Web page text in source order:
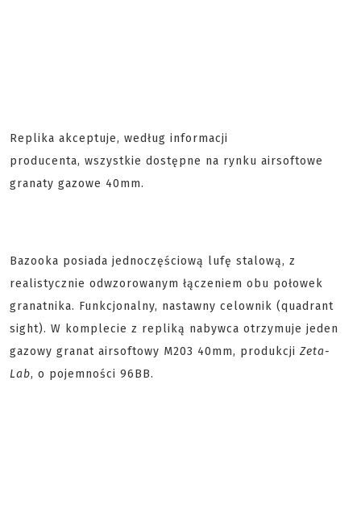
Replika akceptuje, według informacji
producenta, wszystkie dostępne na rynku airsoftowe
granaty gazowe 40mm.
Bazooka posiada jednoczęściową lufę stalową, z
realistycznie odwzorowanym łączeniem obu połowek
granatnika. Funkcjonalny, nastawny celownik (quadrant
sight). W komplecie z repliką nabywca otrzymuje jeden
gazowy granat airsoftowy M203 40mm, produkcji Zeta-
Lab, o pojemności 96BB.